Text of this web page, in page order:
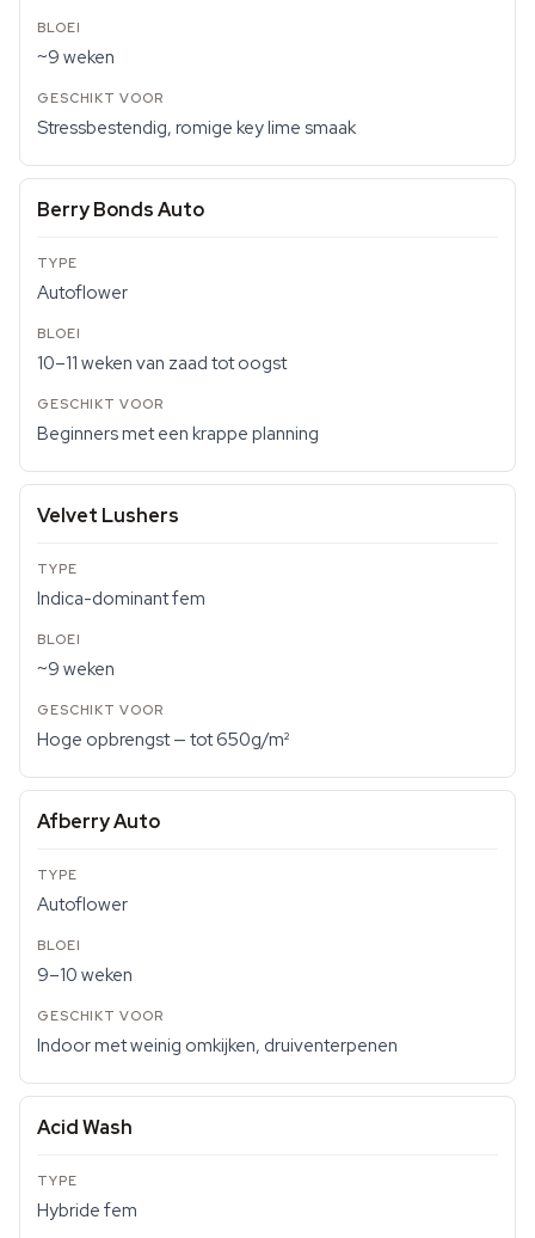
~9 weken
Stressbestendig, romige key lime smaak
Berry Bonds Auto
Autoflower
10–11 weken van zaad tot oogst
Beginners met een krappe planning
Velvet Lushers
Indica-dominant fem
~9 weken
Hoge opbrengst — tot 650g/m²
Afberry Auto
Autoflower
9–10 weken
Indoor met weinig omkijken, druiventerpenen
Acid Wash
Hybride fem